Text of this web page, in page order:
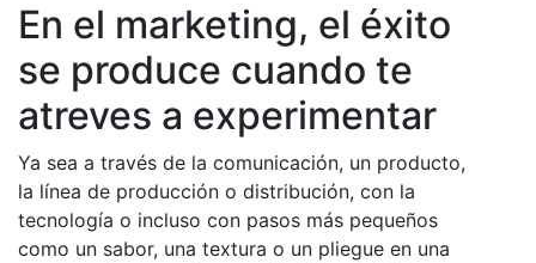
En el marketing, el éxito
se produce cuando te
atreves a experimentar
Ya sea a través de la comunicación, un producto,
la línea de producción o distribución, con la
tecnología o incluso con pasos más pequeños
como un sabor, una textura o un pliegue en una